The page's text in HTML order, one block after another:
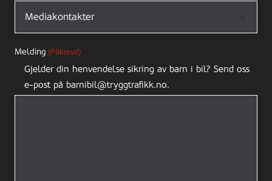
Melding (Påkrevd)
Gjelder din henvendelse sikring av barn i bil? Send oss
e-post på barnibil@tryggtrafikk.no.